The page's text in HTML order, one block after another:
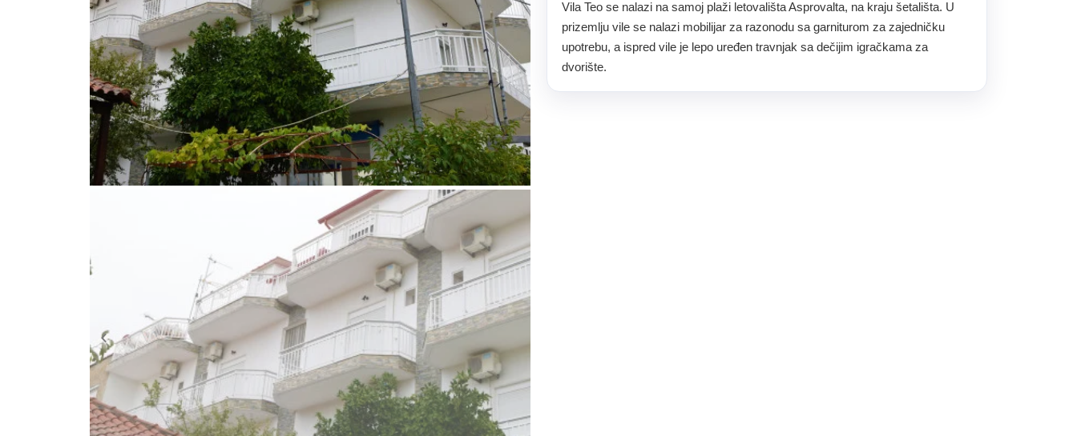
Vila Teo se nalazi na samoj plaži letovališta Asprovalta, na kraju šetališta. U
prizemlju vile se nalazi mobilijar za razonodu sa garniturom za zajedničku
upotrebu, a ispred vile je lepo uređen travnjak sa dečijim igračkama za
dvorište.